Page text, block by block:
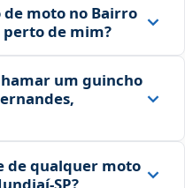
moto no Bairro
perto de mim?
um guincho
de qualquer moto